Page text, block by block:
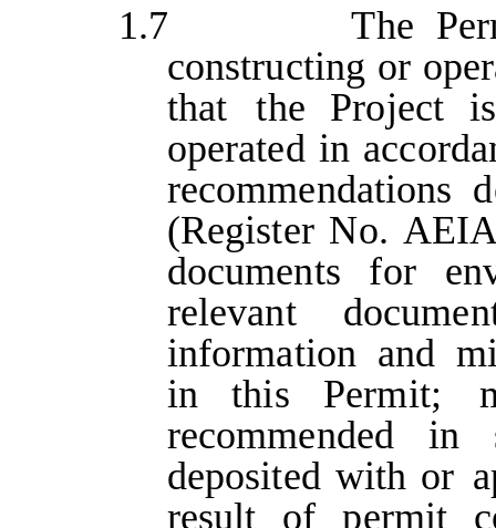
1.7 The
constructing or
that
the Project is
operated in
recommendations
(Register No.
documents
for
relevant
information and
in
this Permit;
recommended
in
deposited with or
result
of permit